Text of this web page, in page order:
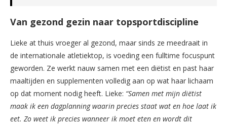
Van gezond gezin naar topsportdiscipline
Lieke at thuis vroeger al gezond, maar sinds ze meedraait in
de internationale atletiektop, is voeding een fulltime focuspunt
geworden. Ze werkt nauw samen met een diëtist en past haar
maaltijden en supplementen volledig aan op wat haar lichaam
op dat moment nodig heeft. Lieke: “Samen met mijn diëtist
maak ik een dagplanning waarin precies staat wat en hoe laat ik
eet. Zo weet ik precies wanneer ik moet eten en wordt dit